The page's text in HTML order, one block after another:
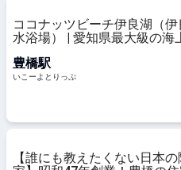
ココナッツビーチ伊良湖（
水浴場） | 愛知県最大級の海
抜群の海で思いっきり遊ぼう
知県田原市 | いこーよとりっぷ
豊橋駅
いこーよとりっぷ
【誰にも教えたくない日本